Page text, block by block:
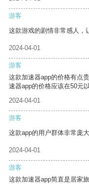
游客
这款游戏的剧情非常感人，
2024-04-01
游客
这款加速器app的价格有点
速器app的价格应该在50元
2024-04-01
游客
这款app的用户群体非常庞
2024-04-01
游客
这款加速器app简直是居家